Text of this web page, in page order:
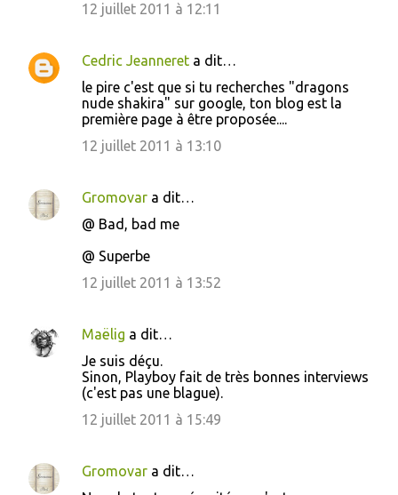
12 juillet 2011 à 12:11
Cedric Jeanneret a dit…
le pire c'est que si tu recherches "dragons
nude shakira" sur google, ton blog est la
première page à être proposée....
12 juillet 2011 à 13:10
Gromovar a dit…
@ Bad, bad me
@ Superbe
12 juillet 2011 à 13:52
Maëlig a dit…
Je suis déçu.
Sinon, Playboy fait de très bonnes interviews
(c'est pas une blague).
12 juillet 2011 à 15:49
Gromovar a dit…